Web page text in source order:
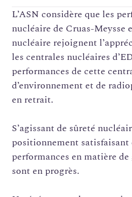
d’une
réacteurs 1 et 2
réacteurs 3 et 4
L’ASN considère que les
nucléaire de Cruas-Meysse
nucléaire rejoignent
les centrales nucléaires
performances de cette
d’environnement et de
en retrait.
S’agissant de sûreté
positionnement satisfaisant
performances en matière
sont en progrès.